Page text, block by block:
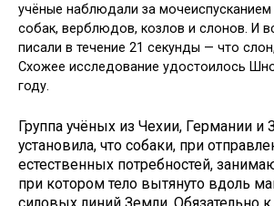
учёные наблюдали за
собак, верблюдов, козлов и слонов. И
писали в течение 21 секунды — что
Схожее исследование удостоилось
году.
Группа учёных из Чехии, Германии и
установила, что собаки, при
естественных потребностей,
при котором тело вытянуто вдоль